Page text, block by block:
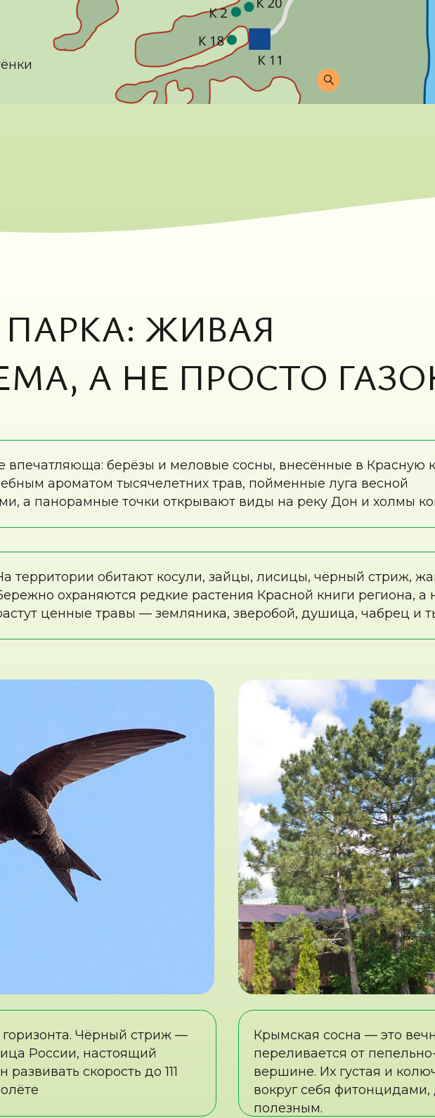
обитают косули, зайцы, лисицы, чёрный стриж, жаворонки и
охраняются редкие растения Красной книги региона, а на склонах
ценные травы — земляника, зверобой, душица, чабрец и
Чёрный стриж —
России, настоящий
скорость до 111
Крымская сосна — это вечнозелёный
переливается от пепельно-серого у
вершине. Их густая и колючая тёмно-
вокруг себя фитонцидами, делая
полезным.
как провести параллели с современностью: от первобытных костров —
ВОПЛОЩЕНИЯ